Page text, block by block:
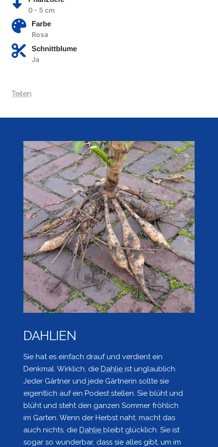
0 - 5 cm
Farbe
Rosa
Schnittblume
Ja
Teilen
DAHLIEN
Sie hat es einfach drauf und verdient ein
Denkmal. Wirklich, die Dahlie ist unglaublich.
Jeder Gärtner und jede Gärtnerin sollte sie
eigentlich auf ein Podest stellen. Sie blüht und
blüht und steht den ganzen Sommer fröhlich
im Garten. Wenn der Herbst naht, macht das
auch nichts, die Dahlie bleibt glücklich. Sie ist
sogar so wunderbar, dass sie alles gibt, um im